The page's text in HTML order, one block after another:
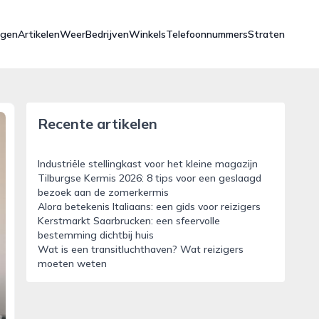
ArtikelenWeerBedrijvenWinkelsTelefoonnummersStraten
Recente artikelen
Industriële stellingkast voor het kleine magazijn
Tilburgse Kermis 2026: 8 tips voor een geslaagd
bezoek aan de zomerkermis
Alora betekenis Italiaans: een gids voor reizigers
Kerstmarkt Saarbrucken: een sfeervolle
bestemming dichtbij huis
Wat is een transitluchthaven? Wat reizigers
moeten weten